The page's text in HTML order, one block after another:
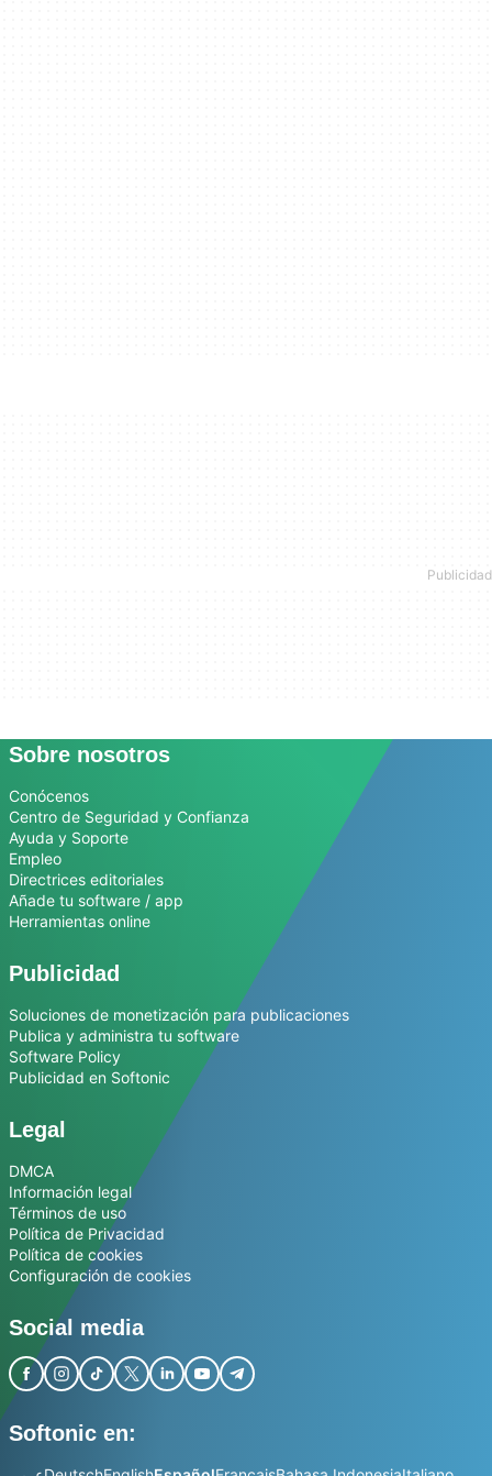
Sobre nosotros
Conócenos
Centro de Seguridad y Confianza
Ayuda y Soporte
Empleo
Directrices editoriales
Añade tu software / app
Herramientas online
Publicidad
Soluciones de monetización para publicaciones
Publica y administra tu software
Software Policy
Publicidad en Softonic
Legal
DMCA
Información legal
Términos de uso
Política de Privacidad
Política de cookies
Configuración de cookies
Social media
Softonic en: